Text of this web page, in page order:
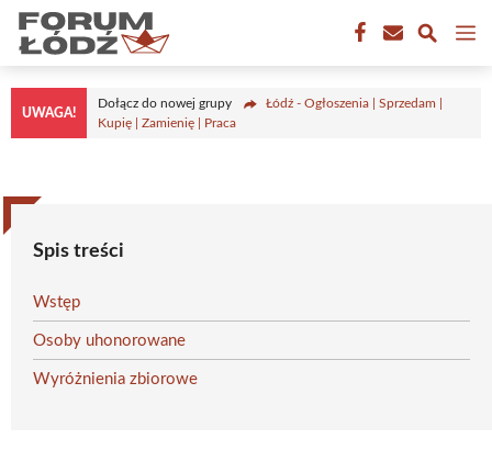
Przejdź
treści
UWAGA!
Dołącz do nowej grupy
Łódź - Ogłoszenia | Sprzedam |
Kupię | Zamienię | Praca
Spis treści
Wstęp
Osoby uhonorowane
Wyróżnienia zbiorowe